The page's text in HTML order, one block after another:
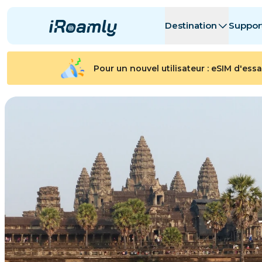
Destination
eSIMs régionales
Argentine
Bulgarie
Tchad
Pour un nouvel utilisateur : eSIM